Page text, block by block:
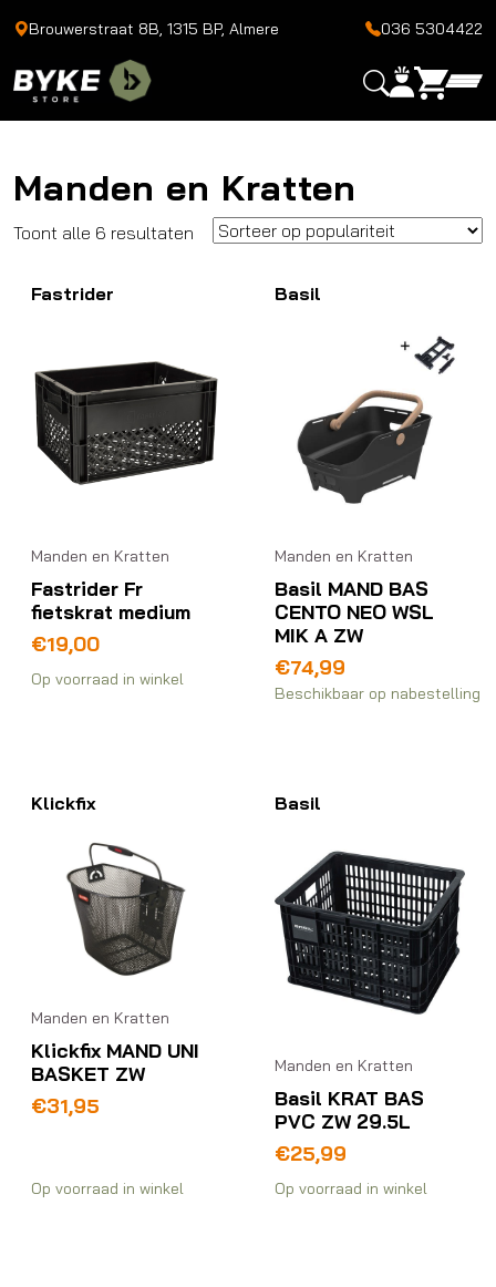
Brouwerstraat 8B, 1315 BP, Almere 036 5304422
Manden en Kratten
Toont alle 6 resultaten Gesorteerd
populariteit
Fastrider
Manden en Kratten
Fastrider Fr
fietskrat medium
€19,00
Op voorraad in winkel
Basil
Manden en Kratten
Basil MAND BAS
CENTO NEO WSL
MIK A ZW
€74,99
Beschikbaar op nabestelling
Klickfix
Manden en Kratten
Klickfix MAND UNI
BASKET ZW
€31,95
Op voorraad in winkel
Basil
Manden en Kratten
Basil KRAT BAS
PVC ZW 29.5L
€25,99
Op voorraad in winkel